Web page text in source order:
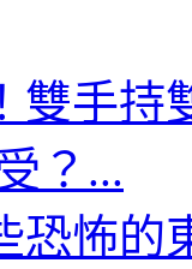
雙手持
？...
恐怖的